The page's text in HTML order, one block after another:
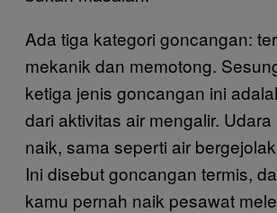
Ada tiga kategori goncangan:
mekanik dan memotong.
ketiga jenis goncangan ini
dari aktivitas air mengalir.
naik, sama seperti air
Ini disebut goncangan termis,
kamu pernah naik pesawat